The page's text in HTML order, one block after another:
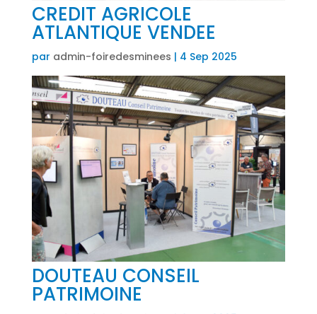
CREDIT AGRICOLE
ATLANTIQUE VENDEE
par admin-foiredesminees | 4 Sep 2025
DOUTEAU CONSEIL
PATRIMOINE